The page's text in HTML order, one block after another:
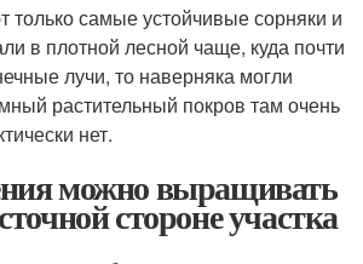
только самые устойчивые сорняки и
в плотной лесной чаще, куда почти
лучи, то наверняка могли
растительный покров там очень
нет.
можно выращивать
стороне участка